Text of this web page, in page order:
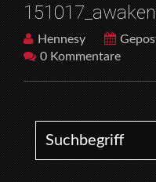
Hennesy
0 Kommentare
Search for: